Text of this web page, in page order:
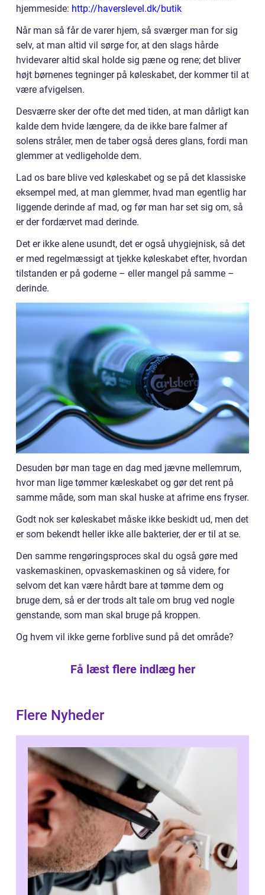
hjemmeside: http://haverslevel.dk/butik
Når man så får de varer hjem, så sværger man for sig
selv, at man altid vil sørge for, at den slags hårde
hvidevarer altid skal holde sig pæne og rene; det bliver
højt børnenes tegninger på køleskabet, der kommer til at
være afvigelsen.
Desværre sker der ofte det med tiden, at man dårligt kan
kalde dem hvide længere, da de ikke bare falmer af
solens stråler, men de taber også deres glans, fordi man
glemmer at vedligeholde dem.
Lad os bare blive ved køleskabet og se på det klassiske
eksempel med, at man glemmer, hvad man egentlig har
liggende derinde af mad, og før man har set sig om, så
er der fordærvet mad derinde.
Det er ikke alene usundt, det er også uhygiejnisk, så det
er med regelmæssigt at tjekke køleskabet efter, hvordan
tilstanden er på goderne – eller mangel på samme –
derinde.
Desuden bør man tage en dag med jævne mellemrum,
hvor man lige tømmer kæleskabet og gør det rent på
samme måde, som man skal huske at afrime ens fryser.
Godt nok ser køleskabet måske ikke beskidt ud, men det
er som bekendt heller ikke alle bakterier, der er til at se.
Den samme rengøringsproces skal du også gøre med
vaskemaskinen, opvaskemaskinen og så videre, for
selvom det kan være hårdt bare at tømme dem og
bruge dem, så er der trods alt tale om brug ved nogle
genstande, som man skal bruge på kroppen.
Og hvem vil ikke gerne forblive sund på det område?
Få læst flere indlæg her
Flere Nyheder